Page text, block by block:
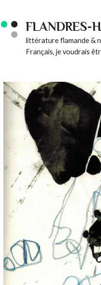
FLANDRES-
littérature flamande &
Français, je voudrais